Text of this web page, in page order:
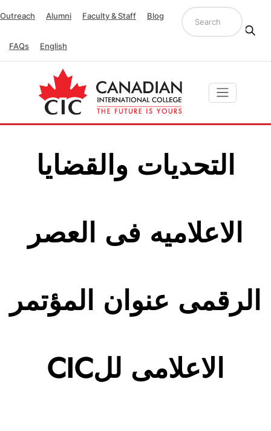
Outreach Alumni Faculty & Staff Blog
FAQs English
التحديات والقضايا
الاعلاميه فى العصر
الرقمى عنوان المؤتمر
الاعلامى للCIC